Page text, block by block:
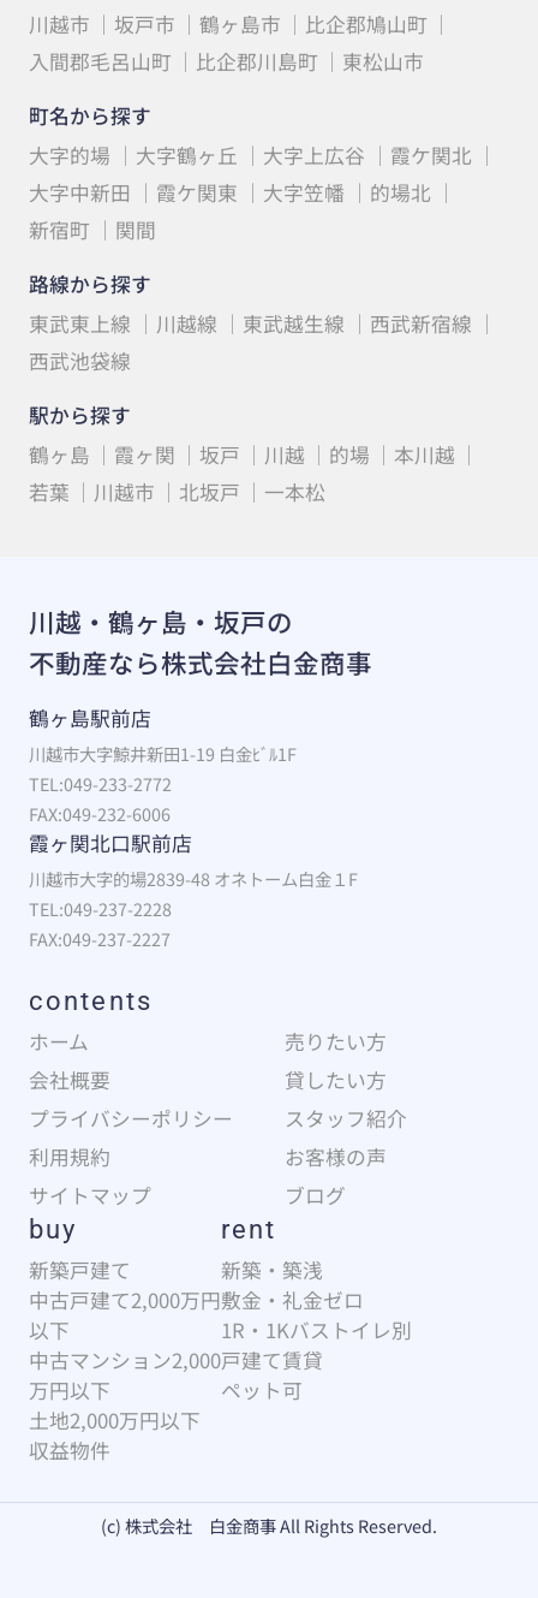
川越市
坂戸市 鶴ヶ島市
比企郡鳩山町
入間郡毛呂山町
比企郡川島町
東松山市
町名から探す
大字的場
大字鶴ヶ丘 大字上広谷
霞ケ関北
大字中新田
霞ケ関東 大字笠幡
的場北
新宿町
関間
路線から探す
東武東上線
川越線 東武越生線
西武新宿線
西武池袋線
駅から探す
鶴ヶ島
霞ヶ関 坂戸 川越 的場
本川越
若葉
川越市 北坂戸 一本松
川越・鶴ヶ島・坂戸の
不動産なら株式会社白金商事
鶴ヶ島駅前店
川越市大字鯨井新田1-19 白金ﾋﾞﾙ1F
TEL:049-233-2772
FAX:049-232-6006
霞ヶ関北口駅前店
川越市大字的場2839-48 オネトーム白金１F
TEL:049-237-2228
FAX:049-237-2227
contents
ホーム
売りたい方
会社概要
貸したい方
プライバシーポリシー
スタッフ紹介
利用規約
お客様の声
サイトマップ
ブログ
buy
新築戸建て
中古戸建て2,000万円
以下
中古マンション2,000
万円以下
土地2,000万円以下
収益物件
rent
新築・築浅
敷金・礼金ゼロ
1R・1Kバストイレ別
戸建て賃貸
ペット可
(c) 株式会社 白金商事 All Rights Reserved.